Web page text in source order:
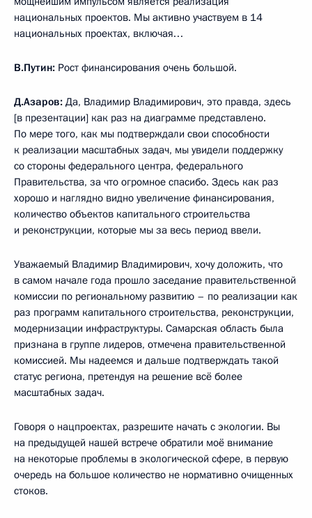
национальных проектов. Мы активно участвуем в 14
национальных проектах, включая…
В.Путин: Рост финансирования очень большой.
Д.Азаров: Да, Владимир Владимирович, это правда, здесь
[в презентации] как раз на диаграмме представлено.
По мере того, как мы подтверждали свои способности
к реализации масштабных задач, мы увидели поддержку
со стороны федерального центра, федерального
Правительства, за что огромное спасибо. Здесь как раз
хорошо и наглядно видно увеличение финансирования,
количество объектов капитального строительства
и реконструкции, которые мы за весь период ввели.
Уважаемый Владимир Владимирович, хочу доложить, что
в самом начале года прошло заседание правительственной
комиссии по региональному развитию – по реализации как
раз программ капитального строительства, реконструкции,
модернизации инфраструктуры. Самарская область была
признана в группе лидеров, отмечена правительственной
комиссией. Мы надеемся и дальше подтверждать такой
статус региона, претендуя на решение всё более
масштабных задач.
Говоря о нацпроектах, разрешите начать с экологии. Вы
на предыдущей нашей встрече обратили моё внимание
на некоторые проблемы в экологической сфере, в первую
очередь на большое количество не нормативно очищенных
стоков.